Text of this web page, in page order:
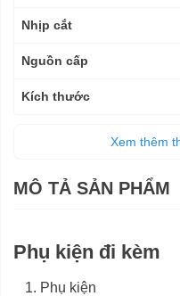
Nhịp cắt
Nguồn cấp
Kích thước
Trọng lượng tịnh
Bảo hành
Xem thêm
MÔ TẢ SẢN PHẨM
Phụ kiện đi kèm
Phụ kiện